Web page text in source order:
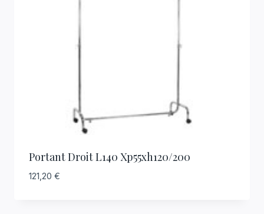
Portant Droit L140 Xp55xh120/200
121,20 €